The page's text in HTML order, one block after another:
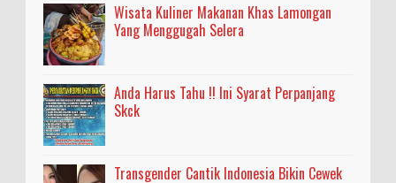
Wisata Kuliner Makanan Khas Lamongan
Yang Menggugah Selera
Anda Harus Tahu !! Ini Syarat Perpanjang
Skck
Transgender Cantik Indonesia Bikin Cewek